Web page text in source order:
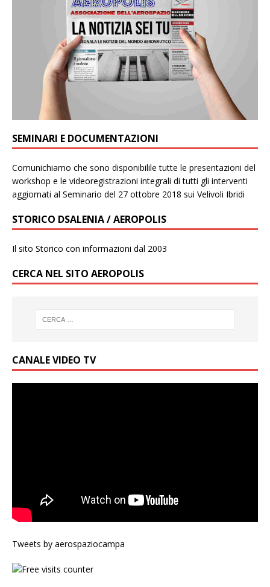
SEMINARI E DOCUMENTAZIONI
Comunichiamo che sono disponibilile tutte le presentazioni del
workshop e le videoregistrazioni integrali di tutti gli interventi
aggiornati al Seminario del 27 ottobre 2018 sui Velivoli Ibridi
STORICO DSALENIA / AEROPOLIS
Il sito Storico con informazioni dal 2003
CERCA NEL SITO AEROPOLIS
CANALE VIDEO TV
Tweets by aerospaziocampa